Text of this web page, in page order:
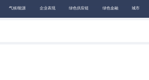
气候/能源 企业表现 绿色供应链 绿色金融 城市